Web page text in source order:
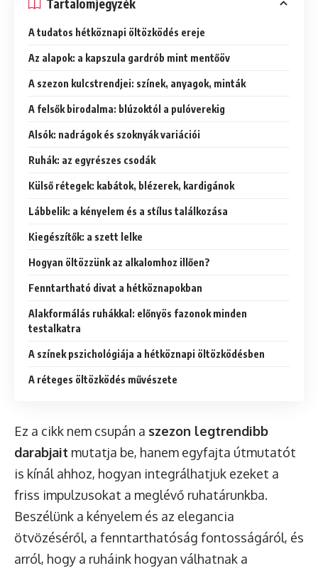
Tartalomjegyzék
A tudatos hétköznapi öltözködés ereje
Az alapok: a kapszula gardrób mint mentőöv
A szezon kulcstrendjei: színek, anyagok, minták
A felsők birodalma: blúzoktól a pulóverekig
Alsók: nadrágok és szoknyák variációi
Ruhák: az egyrészes csodák
Külső rétegek: kabátok, blézerek, kardigánok
Lábbelik: a kényelem és a stílus találkozása
Kiegészítők: a szett lelke
Hogyan öltözzünk az alkalomhoz illően?
Fenntartható divat a hétköznapokban
Alakformálás ruhákkal: előnyös fazonok minden
testalkatra
A színek pszichológiája a hétköznapi öltözködésben
A réteges öltözködés művészete
Ez a cikk nem csupán a szezon legtrendibb
darabjait mutatja be, hanem egyfajta útmutatót
is kínál ahhoz, hogyan integrálhatjuk ezeket a
friss impulzusokat a meglévő ruhatárunkba.
Beszélünk a kényelem és az elegancia
ötvözéséről, a fenntarthatóság fontosságáról, és
arról, hogy a ruháink hogyan válhatnak a